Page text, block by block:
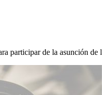
participar de la asunción de